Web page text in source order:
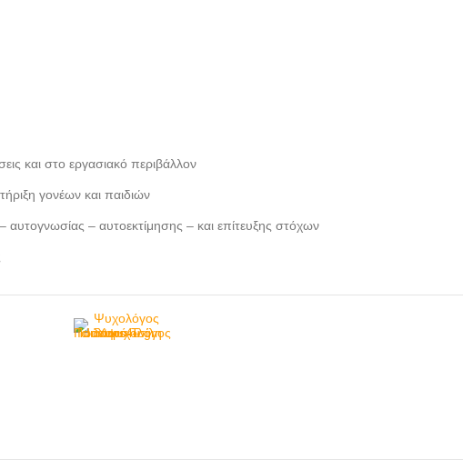
και στο εργασιακό περιβάλλον
γονέων και παιδιών
– αυτοεκτίμησης – και επίτευξης στόχων